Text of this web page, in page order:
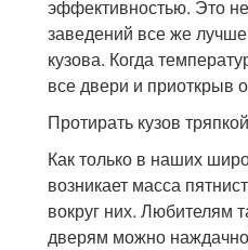
эффективностью. Это
заведений все же
кузова. Когда
все двери и приоткрыв
Протирать кузов
Как только в наших
возникает масса
вокруг них. Любителям
дверям можно